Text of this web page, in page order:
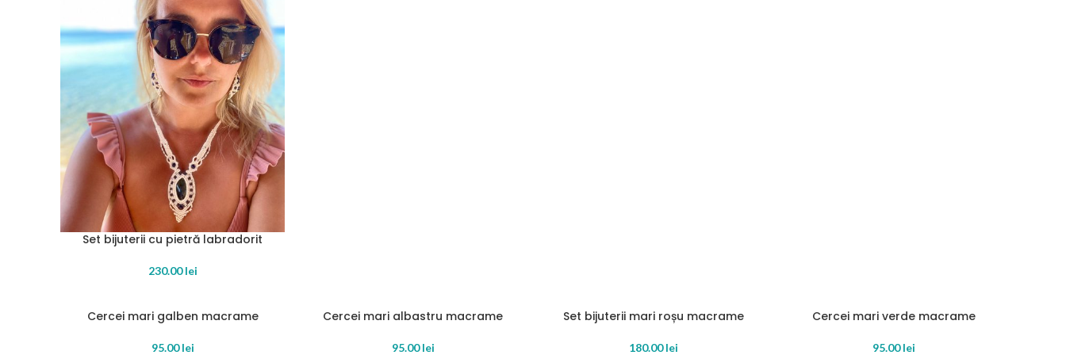
READ MORE
Set bijuterii cu pietră labradorit
230.00lei
SOLD OUT
READ MORE
Cercei mari galben macrame
95.00lei
SOLD OUT
READ MORE
Cercei mari albastru macrame
95.00lei
SOLD OUT
READ MORE
Set bijuterii mari roșu macrame
180.00lei
SOLD OUT
READ MORE
Cercei mari verde macrame
95.00lei